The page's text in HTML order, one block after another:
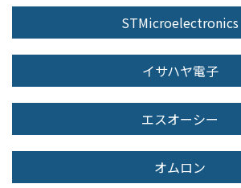
STMicroelectronics
イサハヤ電子
エスオーシー
オムロン